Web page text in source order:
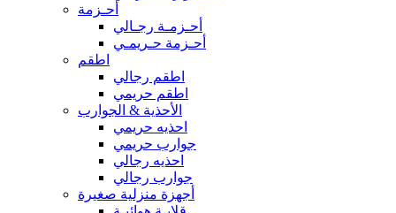
أحـزمة
أحـزمـة رجـالي
أحـزمة حـريمـي
اطقم
اطقم رجالي
اطقم حريمي
الأحذية & الجوارب
احذيه حريمي
جوارب حريمي
احذيه رجالي
جوارب رجالي
أجهزة منزلية صغيرة